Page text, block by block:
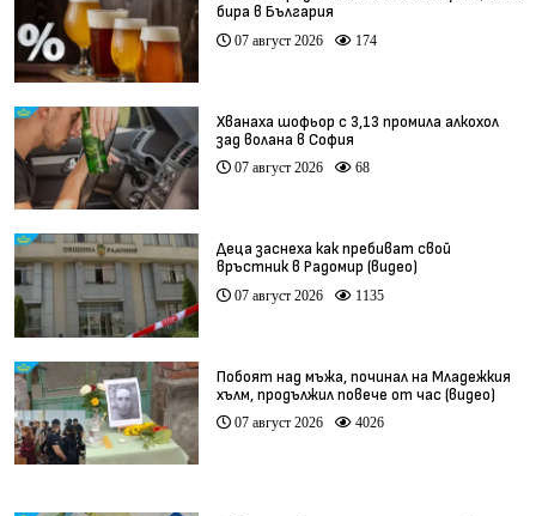
бира в България
07 август 2026 174
Хванаха шофьор с 3,13 промила алкохол
зад волана в София
07 август 2026 68
Деца заснеха как пребиват свой
връстник в Радомир (видео)
07 август 2026 1135
Побоят над мъжа, починал на Младежкия
хълм, продължил повече от час (видео)
07 август 2026 4026